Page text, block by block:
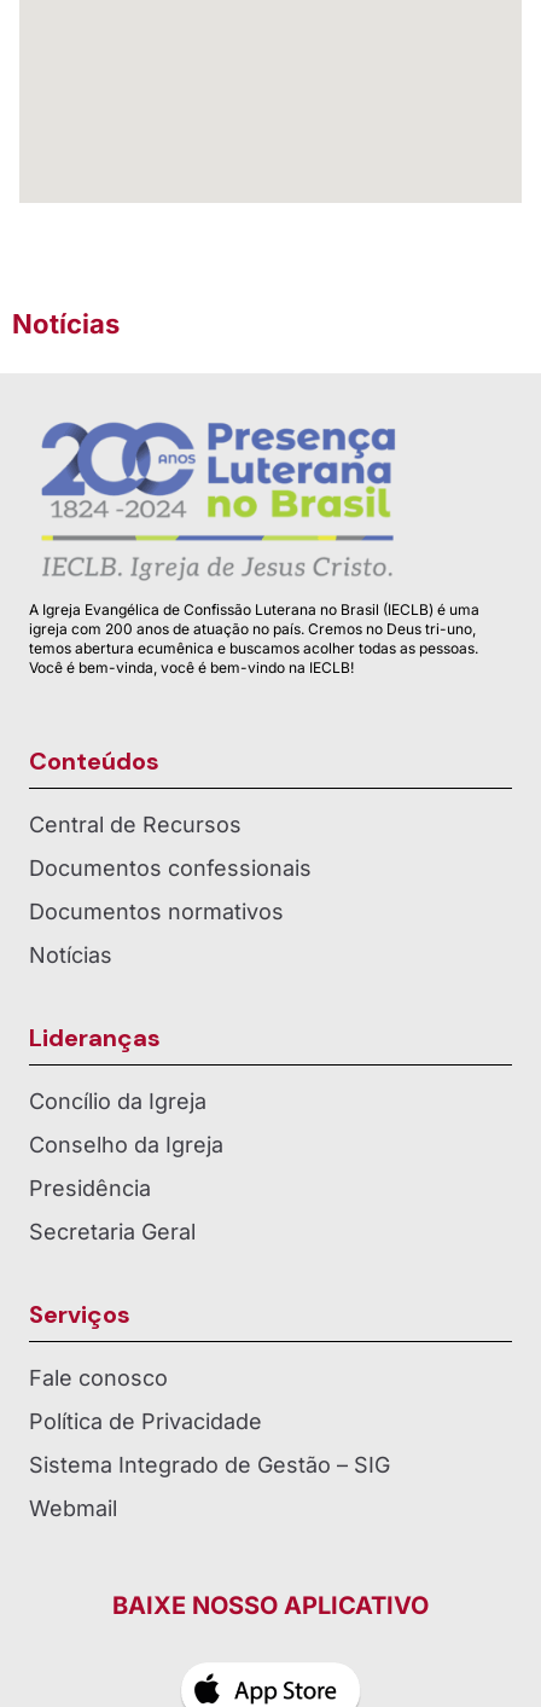
Notícias
A Igreja Evangélica de Confissão Luterana no Brasil (IECLB) é uma
igreja com 200 anos de atuação no país. Cremos no Deus tri-uno,
temos abertura ecumênica e buscamos acolher todas as pessoas.
Você é bem-vinda, você é bem-vindo na IECLB!
Conteúdos
Central de Recursos
Documentos confessionais
Documentos normativos
Notícias
Lideranças
Concílio da Igreja
Conselho da Igreja
Presidência
Secretaria Geral
Serviços
Fale conosco
Política de Privacidade
Sistema Integrado de Gestão – SIG
Webmail
BAIXE NOSSO APLICATIVO